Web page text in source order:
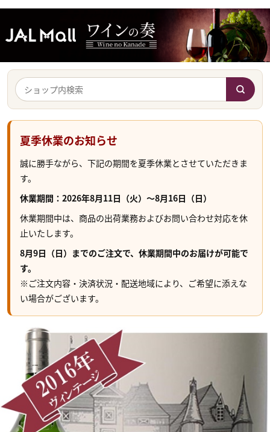
夏季休業のお知らせ
誠に勝手ながら、下記の期間を夏季休業とさせていただきま
す。
休業期間：2026年8月11日（火）～8月16日（日）
休業期間中は、商品の出荷業務およびお問い合わせ対応を休
止いたします。
8月9日（日）までのご注文で、休業期間中のお届けが可能で
す。
※ご注文内容・決済状況・配送地域により、ご希望に添えな
い場合がございます。